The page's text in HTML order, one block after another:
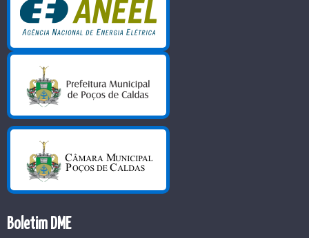
Boletim DME